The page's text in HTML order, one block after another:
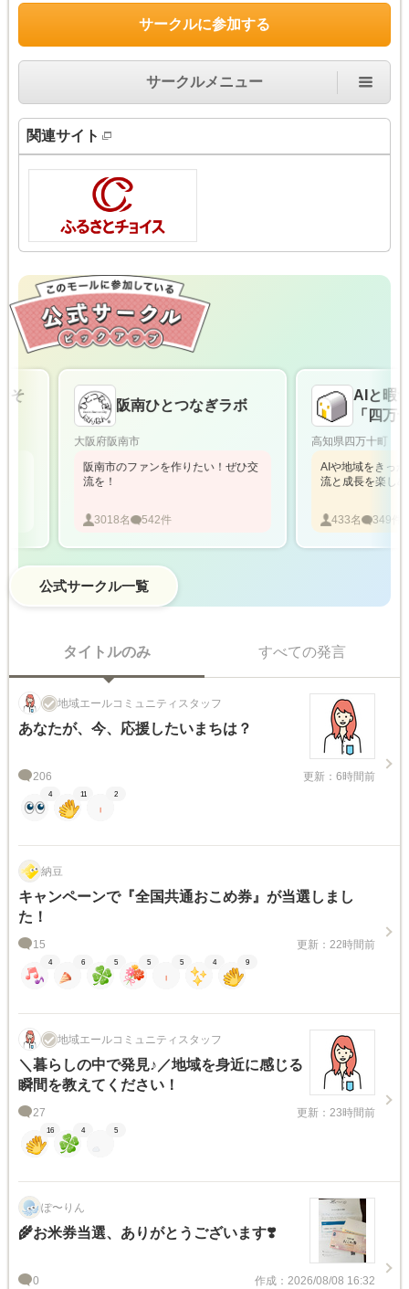
サークルに参加する
サークルメニュー
関連サイト
阪南ひとつなぎラボ
大阪府阪南市
阪南市のファンを作りたい！ぜひ交
流を！
3018名 542件
AIと暇つ
「四万十
高知県四万十町
AIや地域をきっかけ
流と成長を楽しめる
433名 349件
公式サークル一覧
タイトルのみ すべての発言
地域エールコミュニティスタッフ
あなたが、今、応援したいまちは？
206 更新：6時間前
4 11 2
納豆
キャンペーンで『全国共通おこめ券』が当選しまし
た！
15 更新：22時間前
4 6 5 5 5 4 9
地域エールコミュニティスタッフ
＼暮らしの中で発見♪／地域を身近に感じる
瞬間を教えてください！
27 更新：23時間前
16 4 5
ぽ〜りん
🌾お米券当選、ありがとうございます❣️
0 作成：2026/08/08 16:32